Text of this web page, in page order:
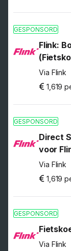
GESPONSORD
Flink:
Via Flink
1,619
GESPONSORD
Direct
voor
Via Flink
1,619
GESPONSORD
Via Flink